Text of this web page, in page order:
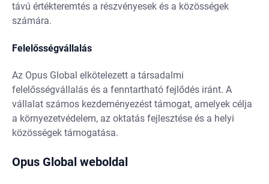
távú értékteremtés a részvényesek és a közösségek
számára.
Felelősségvállalás
Az Opus Global elkötelezett a társadalmi
felelősségvállalás és a fenntartható fejlődés iránt. A
vállalat számos kezdeményezést támogat, amelyek célja
a környezetvédelem, az oktatás fejlesztése és a helyi
közösségek támogatása.
Opus Global weboldal